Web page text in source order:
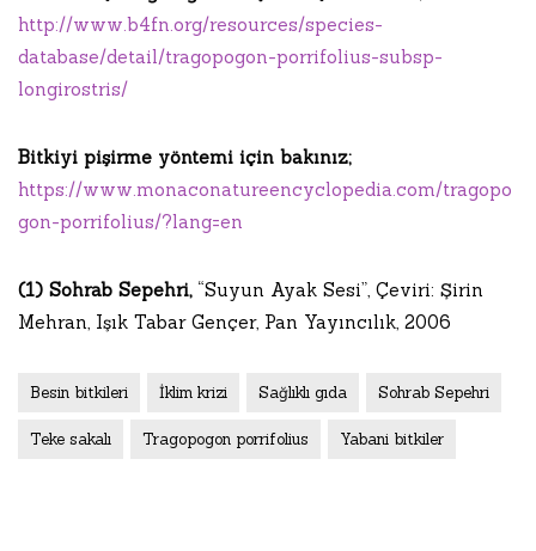
http://www.b4fn.org/resources/species-
database/detail/tragopogon-porrifolius-subsp-
longirostris/
Bitkiyi pişirme yöntemi için bakınız;
https://www.monaconatureencyclopedia.com/tragopo
gon-porrifolius/?lang=en
(1) Sohrab Sepehri, “Suyun Ayak Sesi”, Çeviri: Şirin
Mehran, Işık Tabar Gençer, Pan Yayıncılık, 2006
Besin bitkileri İklim krizi Sağlıklı gıda Sohrab Sepehri
Teke sakalı Tragopogon porrifolius Yabani bitkiler